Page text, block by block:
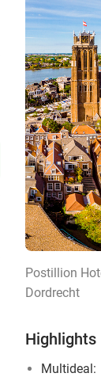
Postillion
Dordrecht
Highlights
Multideal: